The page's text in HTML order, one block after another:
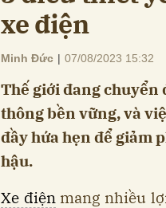
xe điện
Minh Đức | 07/08/2023 15:32
Thế giới đang chuyển
thông bền vững, và
đầy hứa hẹn để giảm
hậu.
Xe điệnmang nhiều